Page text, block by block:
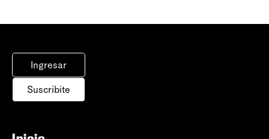
Ingresar
Suscribite